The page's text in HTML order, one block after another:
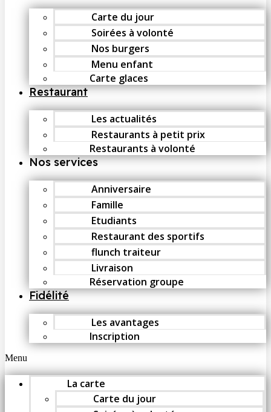
Carte du jour
Soirées à volonté
Nos burgers
Menu enfant
Carte glaces
Restaurant
Les actualités
Restaurants à petit prix
Restaurants à volonté
Nos services
Anniversaire
Famille
Etudiants
Restaurant des sportifs
flunch traiteur
Livraison
Réservation groupe
Fidélité
Les avantages
Inscription
Menu
La carte
Carte du jour